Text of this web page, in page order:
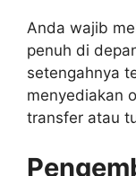
Anda wajib
penuh di
setengahnya
menyediakan
transfer atau